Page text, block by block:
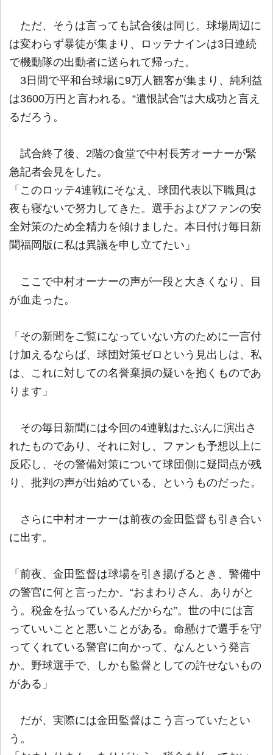
ただ、そうは言っても試合後は同じ。球場周辺に
は変わらず暴徒が集まり、ロッテナインは3日連続
で機動隊の出動者に送られて帰った。
3日間で平和台球場に9万人観客が集まり、純利益
は3600万円と言われる。“遺恨試合”は大成功と言え
るだろう。
試合終了後、2階の食堂で中村長芳オーナーが緊
急記者会見をした。
「このロッテ4連戦にそなえ、球団代表以下職員は
夜も寝ないで努力してきた。選手およびファンの安
全対策のため全精力を傾けました。本日付け毎日新
聞福岡版に私は異議を申し立てたい」
ここで中村オーナーの声が一段と大きくなり、目
が血走った。
「その新聞をご覧になっていない方のために一言付
け加えるならば、球団対策ゼロという見出しは、私
は、これに対しての名誉棄損の疑いを抱くものであ
ります」
その毎日新聞には今回の4連戦はたぶんに演出さ
れたものであり、それに対し、ファンも予想以上に
反応し、その警備対策について球団側に疑問点が残
り、批判の声が出始めている、というものだった。
さらに中村オーナーは前夜の金田監督も引き合い
に出す。
「前夜、金田監督は球場を引き揚げるとき、警備中
の警官に何と言ったか。“おまわりさん、ありがと
う。税金を払っているんだからな”。世の中には言
っていいことと悪いことがある。命懸けで選手を守
ってくれている警官に向かって、なんという発言
か。野球選手で、しかも監督としての許せないもの
がある」
だが、実際には金田監督はこう言っていたとい
う。